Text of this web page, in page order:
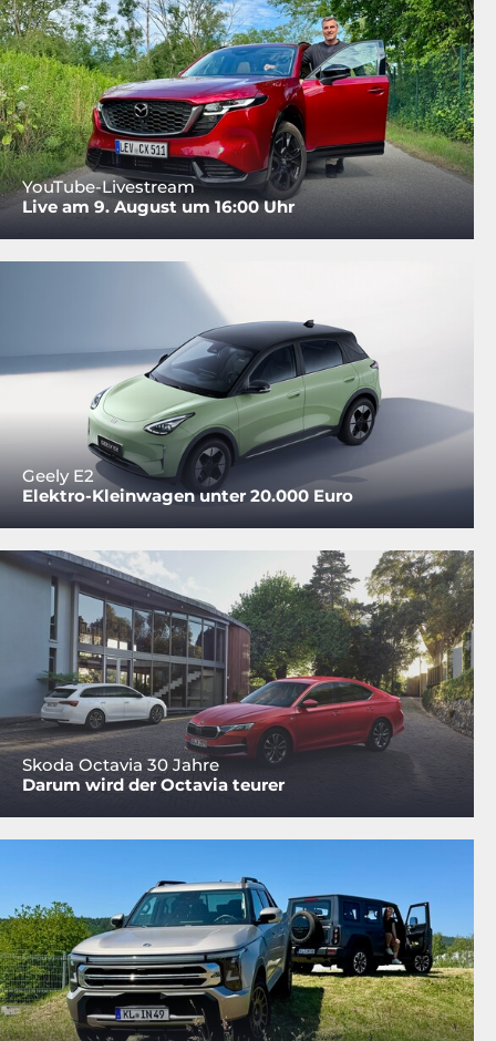
YouTube-Livestream
Live am 9. August um 16:00 Uhr
Geely E2
Elektro-Kleinwagen unter 20.000 Euro
Skoda Octavia 30 Jahre
Darum wird der Octavia teurer